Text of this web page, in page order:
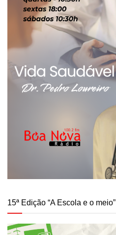
15ª Edição “A Escola e o meio”